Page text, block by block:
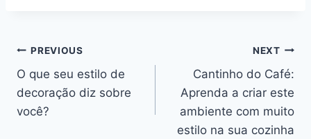
Navegação
de
Post
PREVIOUS
O que seu estilo de
decoração diz sobre
você?
NEXT
Cantinho do Café:
Aprenda a criar este
ambiente com muito
estilo na sua cozinha